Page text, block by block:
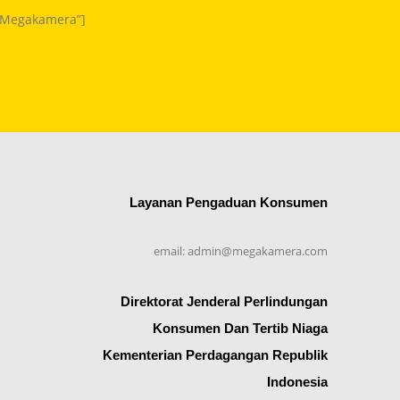
Layanan Pengaduan Konsumen
email: admin@megakamera.com
Direktorat Jenderal Perlindungan
Konsumen Dan Tertib Niaga
Kementerian Perdagangan Republik
Indonesia